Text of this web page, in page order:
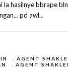
hasilnye bbrape
pd awl...
,AGENT
,AGENT